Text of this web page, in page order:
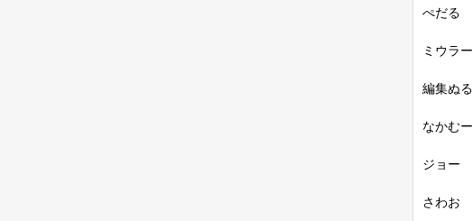
ぺだる
ミウラー
編集ぬる
なかむー
ジョー
さわお